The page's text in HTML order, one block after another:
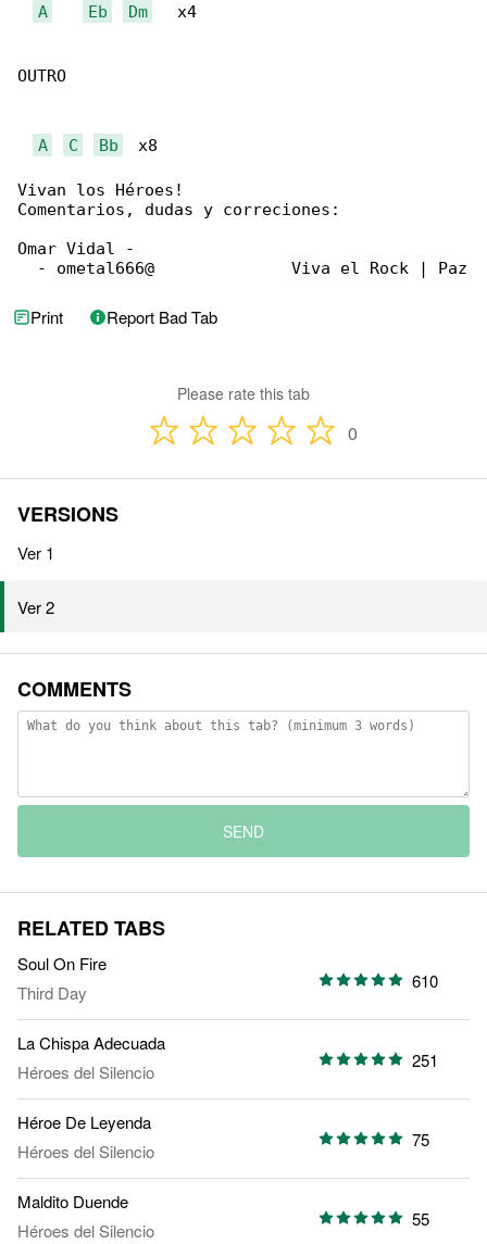
A Eb Dm
   x4
OUTRO
A C Bb
  x8
Vivan los Héroes!
Comentarios, dudas y correciones:
Omar Vidal -
  - ometal666@              Viva el Rock | Paz
Print Report Bad Tab
Please rate this tab
0
VERSIONS
Ver 1
Ver 2
COMMENTS
SEND
RELATED TABS
Soul On Fire
Third Day
610
La Chispa Adecuada
Héroes del Silencio
251
Héroe De Leyenda
Héroes del Silencio
75
Maldito Duende
Héroes del Silencio
55